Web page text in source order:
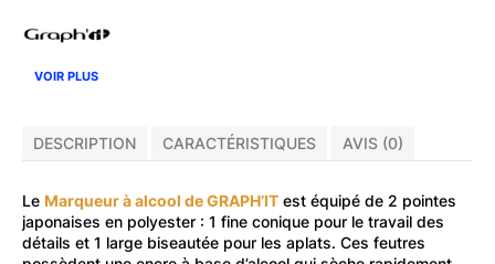
VOIR PLUS
DESCRIPTION CARACTÉRISTIQUES AVIS (0)
Le Marqueur à alcool de GRAPH’IT est équipé de 2 pointes
japonaises en polyester : 1 fine conique pour le travail des
détails et 1 large biseautée pour les aplats. Ces feutres